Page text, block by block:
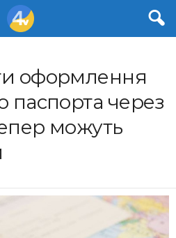
оформлення
паспорта через
можуть